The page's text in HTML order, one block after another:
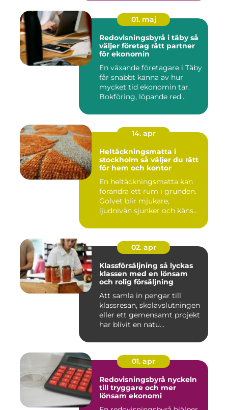
01. maj
Redovisningsbyrå i täby så
väljer företag rätt partner
för ekonomin
En växande företagare i Täby
får snabbt känna av hur
mycket tid ekonomin tar.
Bokföring, löpande red...
14. apr
Heltäckningsmatta i
stockholm så väljer du rätt
för hem och kontor
En heltäckningsmatta kan
förändra ett rum i grunden.
Golvet blir mjukare,
ljudnivån sjunker och käns...
02. apr
Klassförsäljning så lyckas
klassen med en lönsam
och rolig försäljning
Att samla in pengar till
klassresan, skolavslutningen
eller ett gemensamt projekt
har blivit en natu...
01. apr
Redovisningsbyrå nyckeln
till tryggare och mer
lönsam ekonomi